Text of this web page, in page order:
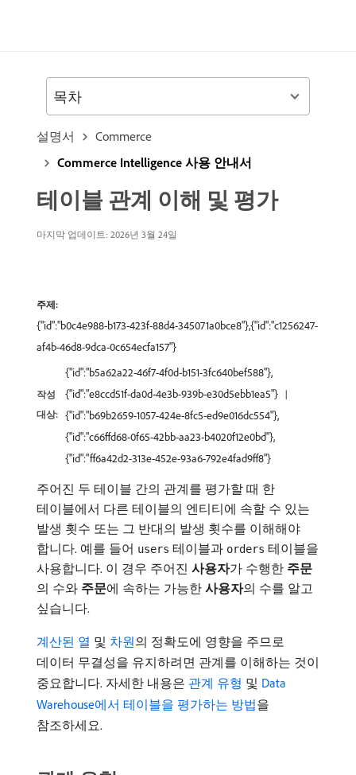
설명서
Commerce
Commerce Intelligence 사용 안내서
테이블 관계 이해 및 평가
마지막 업데이트: 2026년 3월 24일
주제:
{"id":"b0c4e988-b173-423f-88d4-345071a0bce8"},{"id":"c1256247-
af4b-46d8-9dca-0c654ecfa157"}
작성
대상:
{"id":"b5a62a22-46f7-4f0d-b151-3fc640bef588"},
{"id":"e8ccd51f-da0d-4e3b-939b-e30d5ebb1ea5"}
{"id":"b69b2659-1057-424e-8fc5-ed9e016dc554"},
{"id":"c66ffd68-0f65-42bb-aa23-b4020f12e0bd"},
{"id":"ff6a42d2-313e-452e-93a6-792e4fad9ff8"}
주어진 두 테이블 간의 관계를 평가할 때 한
테이블에서 다른 테이블의 엔티티에 속할 수 있는
발생 횟수 또는 그 반대의 발생 횟수를 이해해야
합니다. 예를 들어 users 테이블과 orders 테이블을
사용합니다. 이 경우 주어진 사용자​가 수행한 주문
의 수와 주문​에 속하는 가능한 사용자​의 수를 알고
싶습니다.
계산된 열 및 차원의 정확도에 영향을 주므로
데이터 무결성을 유지하려면 관계를 이해하는 것이
중요합니다. 자세한 내용은 관계 유형 및 Data
Warehouse에서 테이블을 평가하는 방법을
참조하세요.
목차